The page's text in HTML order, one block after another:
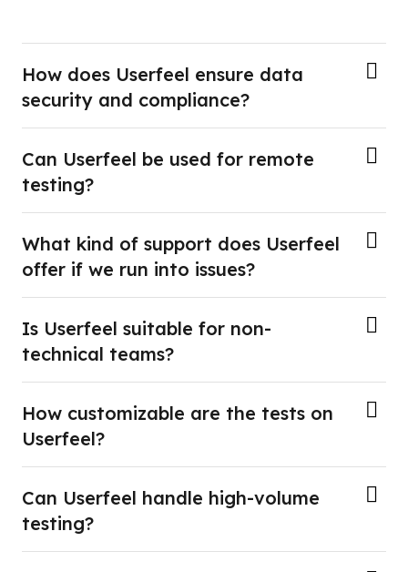
How does Userfeel ensure data
security and compliance?
Can Userfeel be used for remote
testing?
What kind of support does Userfeel
offer if we run into issues?
Is Userfeel suitable for non-
technical teams?
How customizable are the tests on
Userfeel?
Can Userfeel handle high-volume
testing?